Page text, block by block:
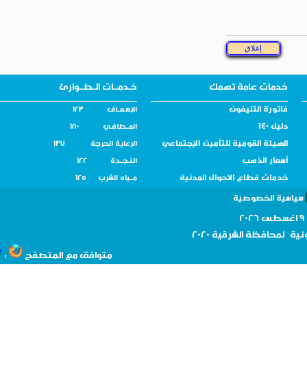
خدمات عامة تهمك خـدمــات الـطــوارئ
فاتورة التليفون الإسـعــاف 123
دليل 140 المــطافـي 180
الهيئة القومية للتأمين الإجتماعي الرعاية الحرجة 137
أسعار الذهب النـجــدة 122
خدمات قطاع الأحوال المدنية مــياه الشرب 125
الخصوصية
لمحافظةالشرقية 2020
متوافق مع المتصفح ،